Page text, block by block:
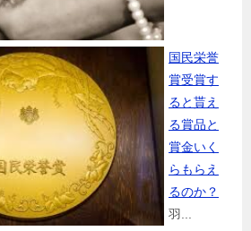
国民栄誉
賞受賞す
ると貰え
る賞品と
賞金いく
らもらえ
るのか？
羽...